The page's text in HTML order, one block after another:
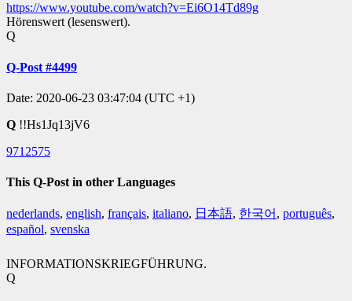
https://www.youtube.com/watch?v=Ei6O14Td89g
Hörenswert (lesenswert).
Q
Q-Post #4499
Date: 2020-06-23 03:47:04 (UTC +1)
Q !!Hs1Jq13jV6
9712575
This Q-Post in other Languages
nederlands, english, français, italiano, 日本語, 한국어 , português,
español, svenska
INFORMATIONSKRIEGFÜHRUNG.
Q